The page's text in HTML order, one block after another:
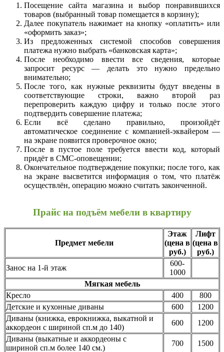
Посещение сайта магазина и выбор понравившихся
товаров (выбранный товар помещается в корзину);
Далее покупатель нажимает на кнопку «оплатить» или
«оформить заказ»;
Из предложенных системой способов совершения
платежа нужно выбрать «банковская карта»;
После необходимо ввести все сведения, которые
запросит ресурс — делать это нужно предельно
внимательно;
После того, как нужные реквизиты будут введены в
соответствующие строки, важно второй раз
перепроверить каждую цифру и только после этого
подтвердить совершение платежа;
Если всё сделано правильно, произойдёт
автоматическое соединение с компанией-эквайером —
на экране появится проверочное окно;
После в пустое поле требуется ввести код, который
придёт в СМС-оповещении;
Окончательное подтверждение покупки; после того, как
на экране высветится информация о том, что платёж
осуществлён, операцию можно считать законченной.
Прайс на подъём мебели в квартиру
Предмет мебели
Этаж
(цена в
руб.)
Лифт
(цена в
руб.)
Занос на 1-й этаж
600-
1000
Мягкая мебель
Кресло
400
800
Детские и кухонные диваны
600
1200
Диваны (книжка, еврокнижка, выкатной и
аккордеон с шириной сп.м до 140)
600
1200
Диваны (выкатные и аккордеоны с
шириной сп.м более 140 см.)
700 1500